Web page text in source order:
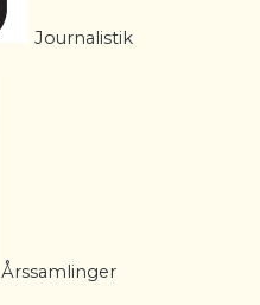
Journalistik
Årssamlinger